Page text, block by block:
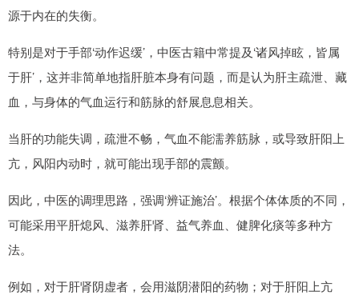
源于内在的失衡。
特别是对于手部‘动作迟缓’，中医古籍中常提及‘诸风掉眩，皆属
于肝’，这并非简单地指肝脏本身有问题，而是认为肝主疏泄、藏
血，与身体的气血运行和筋脉的舒展息息相关。
当肝的功能失调，疏泄不畅，气血不能濡养筋脉，或导致肝阳上
亢，风阳内动时，就可能出现手部的震颤。
因此，中医的调理思路，强调‘辨证施治’。根据个体体质的不同，
可能采用平肝熄风、滋养肝肾、益气养血、健脾化痰等多种方
法。
例如，对于肝肾阴虚者，会用滋阴潜阳的药物；对于肝阳上亢